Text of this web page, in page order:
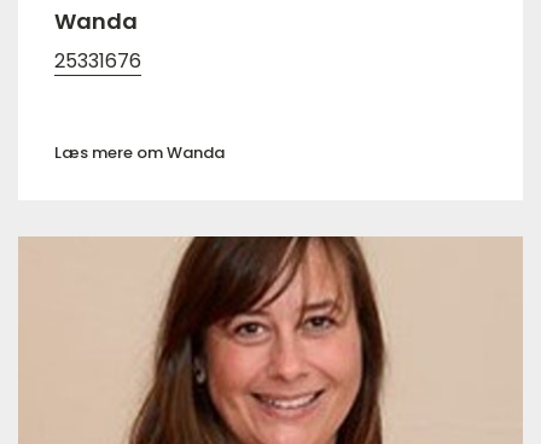
Wanda
25331676
Læs mere om Wanda